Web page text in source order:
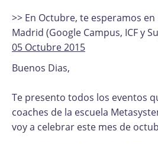
>> En Octubre, te esperamos en
Madrid (Google Campus, ICF y
05 Octubre 2015
Buenos Dias,
Te presento todos los eventos
coaches de la escuela
voy a celebrar este mes de